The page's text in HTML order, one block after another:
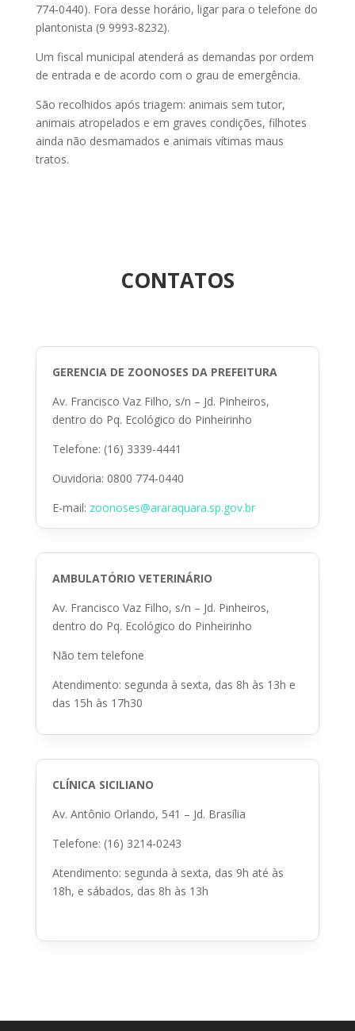
774-0440). Fora desse horário, ligar para o telefone do
plantonista (9 9993-8232).
Um fiscal municipal atenderá as demandas por ordem
de entrada e de acordo com o grau de emergência.
São recolhidos após triagem: animais sem tutor,
animais atropelados e em graves condições, filhotes
ainda não desmamados e animais vítimas maus
tratos.
CONTATOS
GERENCIA DE ZOONOSES DA PREFEITURA
Av. Francisco Vaz Filho, s/n – Jd. Pinheiros,
dentro do Pq. Ecológico do Pinheirinho
Telefone: (16) 3339-4441
Ouvidoria: 0800 774-0440
E-mail: zoonoses@araraquara.sp.gov.br
AMBULATÓRIO VETERINÁRIO
Av. Francisco Vaz Filho, s/n – Jd. Pinheiros,
dentro do Pq. Ecológico do Pinheirinho
Não tem telefone
Atendimento: segunda à sexta, das 8h às 13h e
das 15h às 17h30
CLÍNICA SICILIANO
Av. Antônio Orlando, 541 – Jd. Brasília
Telefone: (16) 3214-0243
Atendimento: segunda à sexta, das 9h até às
18h, e sábados, das 8h às 13h